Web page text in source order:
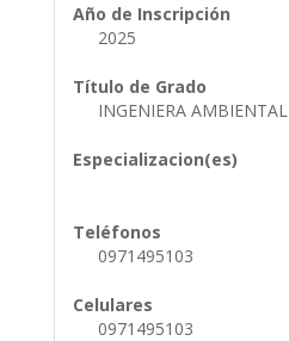
Año de Inscripción
2025
Título de Grado
INGENIERA AMBIENTAL
Especializacion(es)
Teléfonos
0971495103
Celulares
0971495103